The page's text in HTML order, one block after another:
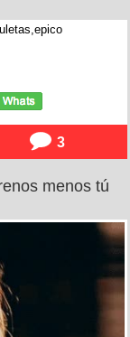
3
menos tú